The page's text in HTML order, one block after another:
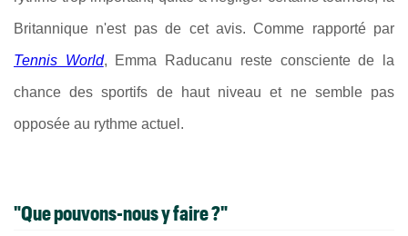
Britannique n'est pas de cet avis. Comme rapporté par
Tennis World, Emma Raducanu reste consciente de la
chance des sportifs de haut niveau et ne semble pas
opposée au rythme actuel.
"Que pouvons-nous y faire ?"